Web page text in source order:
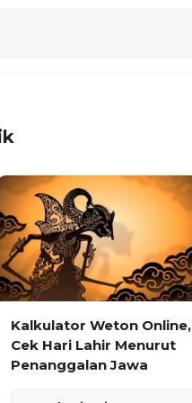
Kalkulator Weton Online,
Cek Hari Lahir Menurut
Penanggalan Jawa